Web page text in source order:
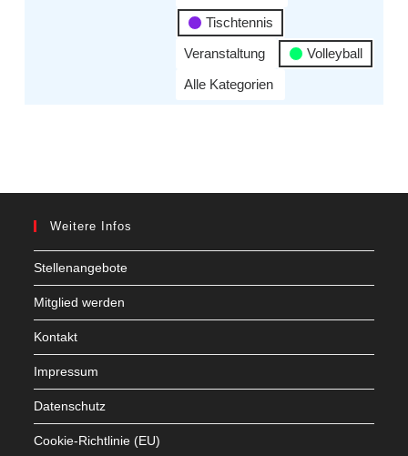
Tischtennis
Veranstaltung
Volleyball
Alle Kategorien
Weitere Infos
Stellenangebote
Mitglied werden
Kontakt
Impressum
Datenschutz
Cookie-Richtlinie (EU)